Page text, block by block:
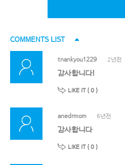
COMMENTS LIST
tnankyou1229 2년전
감사합니다!
LIKE IT ( 0 )
anedrmom 6년전
감사합니다
LIKE IT ( 0 )